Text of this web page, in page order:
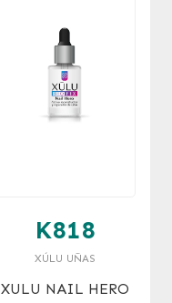
K818
XÚLU UÑAS
XULU NAIL HERO